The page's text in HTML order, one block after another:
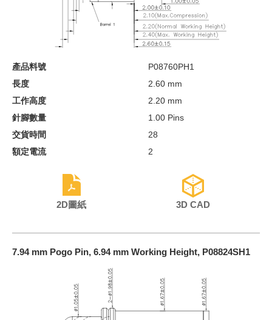
產品料號
P08760PH1
長度
2.60 mm
工作高度
2.20 mm
針腳數量
1.00 Pins
交貨時間
28
額定電流
2
2D圖紙 3D CAD
7.94 mm Pogo Pin, 6.94 mm Working Height, P08824SH1